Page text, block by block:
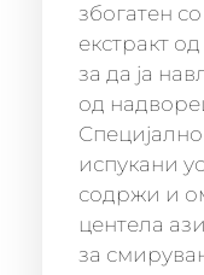
збогатен
екстракт
за да ја
од
испукани
содржи и
центела
за